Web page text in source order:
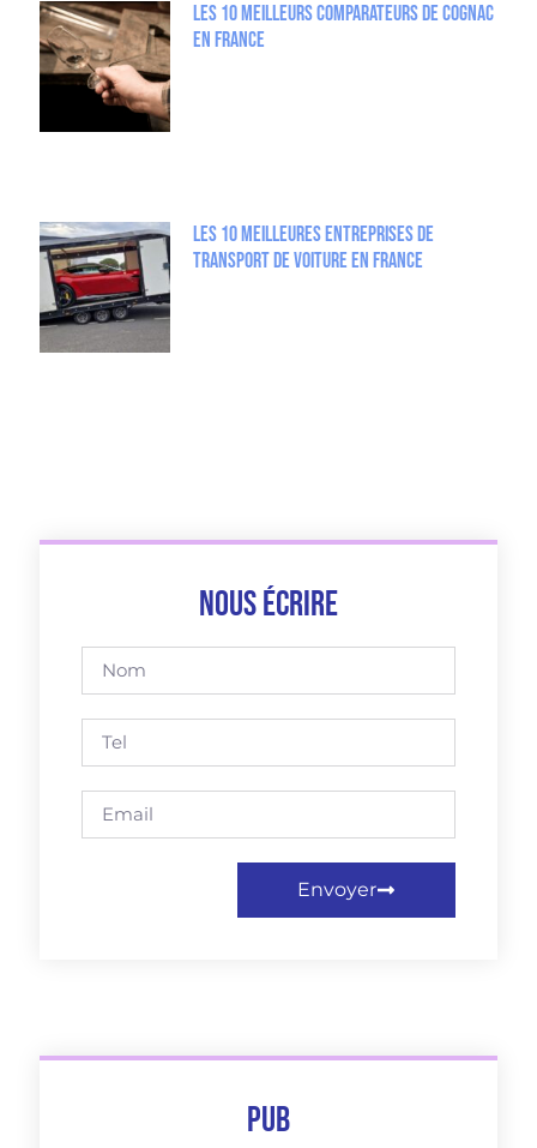
Les 10 meilleurs comparateurs de Cognac
en France
Les 10 Meilleures entreprises de
Transport de Voiture en France
Nous écrire
Envoyer
Pub